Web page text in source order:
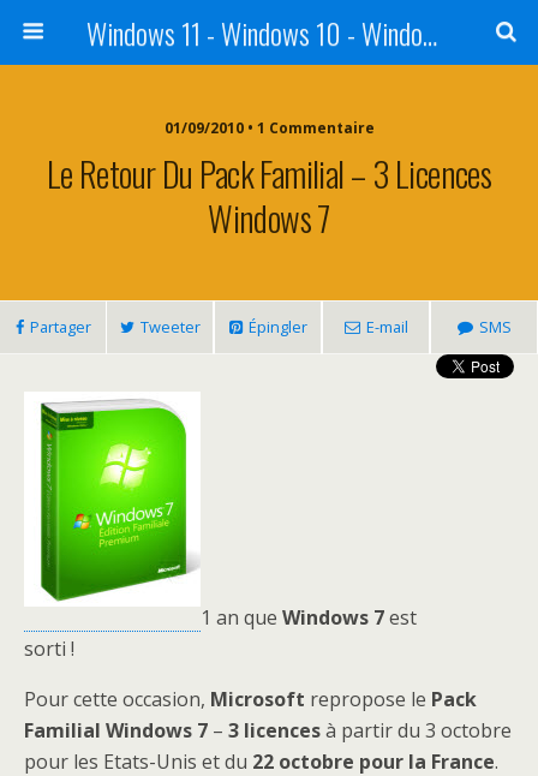
Windows 11 - Windows 10 - Windows 8 - Windows 7 - VISTA
01/09/2010 • 1 Commentaire
Le Retour Du Pack Familial – 3 Licences
Windows 7
Partager Tweeter Épingler E-mail SMS
1 an que Windows 7est
sorti !
Pour cette occasion, Microsoft repropose le Pack
Familial Windows 7 – 3 licencesà partir du 3 octobre
pour les Etats-Unis et du 22 octobre pour la France.